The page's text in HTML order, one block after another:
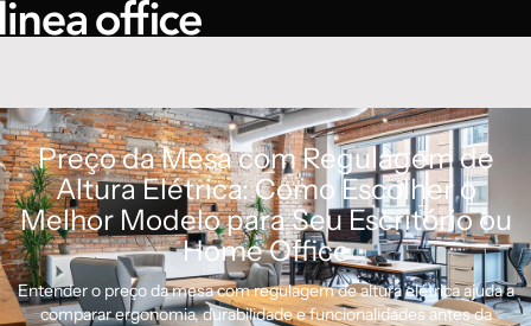
Preço da Mesa com Regulagem de
Altura Elétrica: Como Escolher o
Melhor Modelo para Seu Escritório ou
Home Office
Entender o preço da mesa com regulagem de altura elétrica ajuda a
comparar ergonomia, durabilidade e funcionalidades antes da